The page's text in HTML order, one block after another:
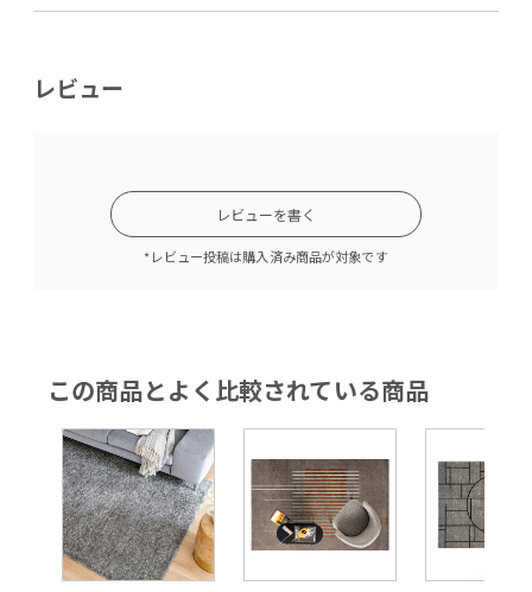
レビュー
レビューを書く
*レビュー投稿は購入済み商品が対象です
この商品とよく比較されている商品